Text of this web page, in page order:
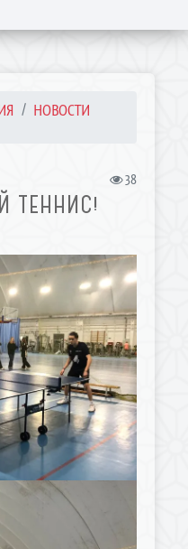
НОВОСТИ
38
ТЕННИС!